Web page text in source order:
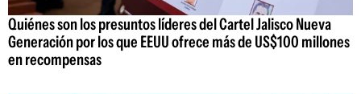
Quiénes son los presuntos líderes del Cartel Jalisco Nueva
Generación por los que EEUU ofrece más de US$100 millones
en recompensas